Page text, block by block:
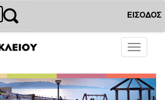
ΕΙΣΟΔΟΣ
Toggle